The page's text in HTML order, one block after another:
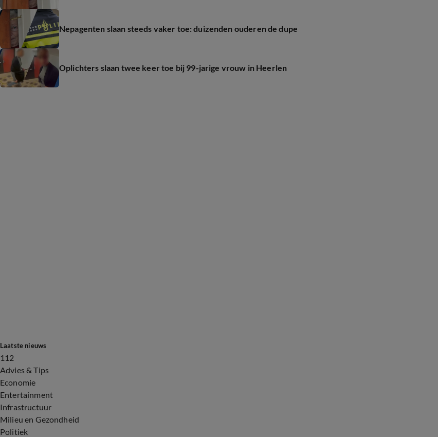
Nepagenten slaan steeds vaker toe: duizenden ouderen de dupe
Oplichters slaan twee keer toe bij 99-jarige vrouw in Heerlen
Laatste nieuws
112
Advies & Tips
Economie
Entertainment
Infrastructuur
Milieu en Gezondheid
Politiek